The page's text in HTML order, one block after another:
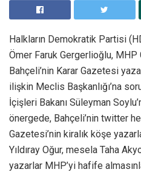
Halkların Demokratik Partisi
Ömer Faruk Gergerlioğlu, MHP
Bahçeli’nin Karar Gazetesi
ilişkin Meclis Başkanlığı’na
İçişleri Bakanı Süleyman
önergede, Bahçeli’nin twitter
Gazetesi’nin kiralık köşe
Yıldıray Oğur, mesela Taha
yazarlar MHP’yi hafife